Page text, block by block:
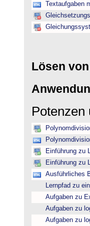
Textaufgaben
Lösen
Potenzen
Einführung zu
Einführung zu
Ausführliches
Lernpfad zu
Aufgaben zu
Aufgaben zu
Aufgaben zu